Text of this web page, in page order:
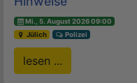
Mi., 5. August 2026 09:00
Jülich
Polizei
lesen ...